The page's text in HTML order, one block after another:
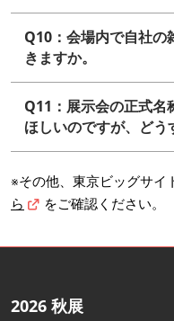
Q10：会場内で自社の
きますか。
Q11：展示会の正式名
ほしいのですが、どう
※その他、東京ビッグサイ
ら
をご確認ください。
2026 秋展